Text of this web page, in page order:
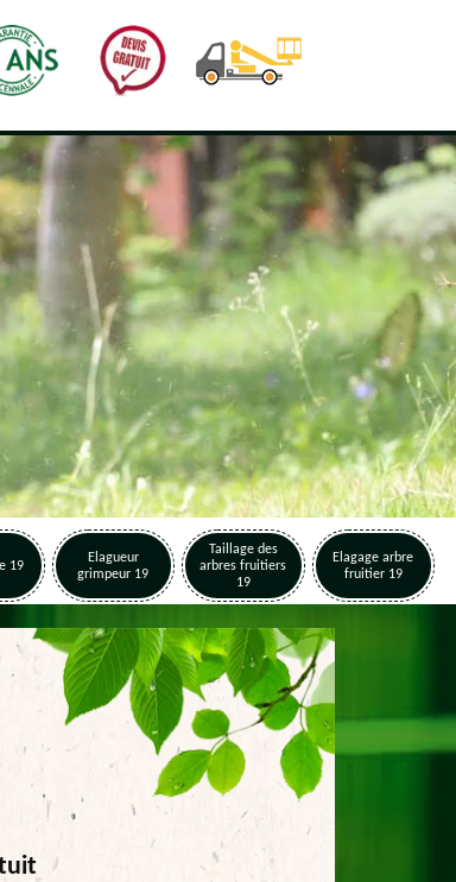
19
Elagueur
grimpeur 19
Taillage des
arbres fruitiers
19
Elagage arbre
fruitier 19